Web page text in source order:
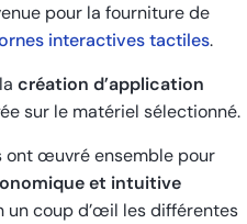
pour la fourniture de
interactives tactiles.
création d’application
sur le matériel sélectionné.
ont œuvré ensemble pour
et intuitive
coup d’œil les différentes